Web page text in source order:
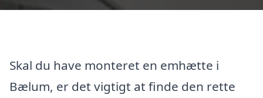
Skal du have monteret en emhætte i
Bælum, er det vigtigt at finde den rette